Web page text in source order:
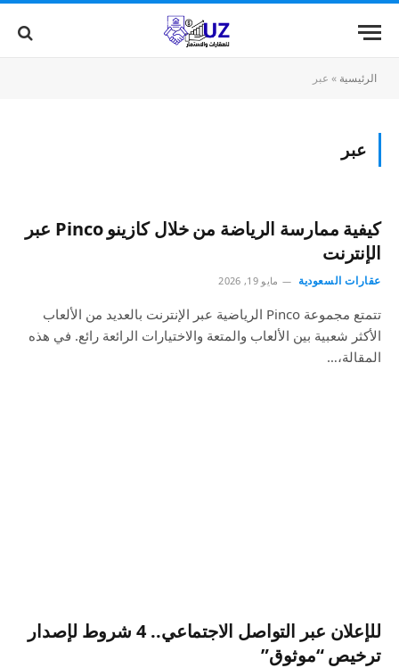
الرئيسية » عبر
عبر
كيفية ممارسة الرياضة من خلال كازينو Pinco عبر
الإنترنت
عقارات السعودية مايو 19, 2026
تتمتع مجموعة Pinco الرياضية عبر الإنترنت بالعديد من الألعاب
الأكثر شعبية بين الألعاب والمتعة والاختيارات الرائعة رائع. في هذه
المقالة،…
للإعلان عبر التواصل الاجتماعي.. 4 شروط لإصدار
ترخيص “موثوق”